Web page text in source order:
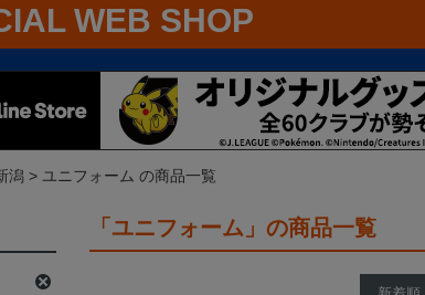
WEB SHOP
潟 ユニフォーム の商品一覧
「ユニフォーム」の商品一覧